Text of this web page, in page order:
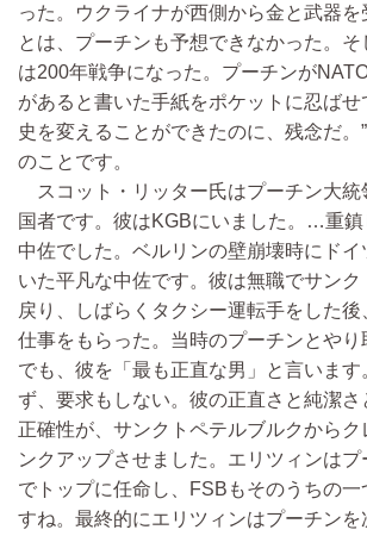
った。ウクライナが西側から金と武器を
とは、プーチンも予想できなかった。
は200年戦争になった。プーチンが
があると書いた手紙をポケットに忍ば
史を変えることができたのに、残念だ。
のことです。
スコット・リッター氏はプーチン大統
国者です。彼はKGBにいました。…重鎮
中佐でした。ベルリンの壁崩壊時にドイ
いた平凡な中佐です。彼は無職でサンク
戻り、しばらくタクシー運転手をした
仕事をもらった。当時のプーチンとや
でも、彼を「最も正直な男」と言います
ず、要求もしない。彼の正直さと純潔
正確性が、サンクトペテルブルクからク
ンクアップさせました。エリツィンは
でトップに任命し、FSBもそのうちの
すね。最終的にエリツィンはプーチンを